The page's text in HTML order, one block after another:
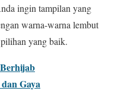
ingin tampilan yang
warna-warna lembut
yang baik.
Gaya